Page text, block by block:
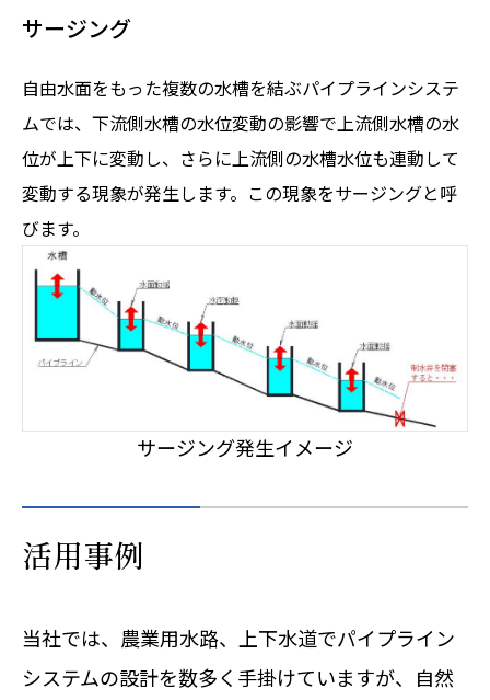
サージング
自由水面をもった複数の水槽を結ぶパイプラインシステ
ムでは、下流側水槽の水位変動の影響で上流側水槽の水
位が上下に変動し、さらに上流側の水槽水位も連動して
変動する現象が発生します。この現象をサージングと呼
びます。
サージング発生イメージ
活用事例
当社では、農業用水路、上下水道でパイプライン
システムの設計を数多く手掛けていますが、自然